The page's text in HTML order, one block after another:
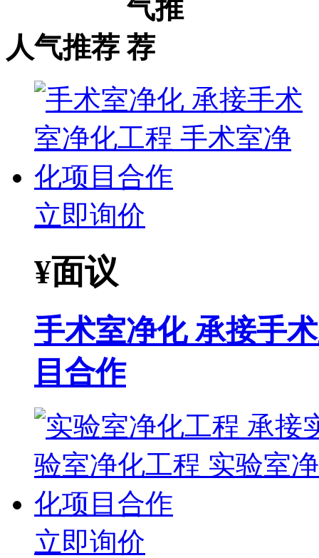
人气推荐
立即询价
¥面议
手术室净化 承接手
目合作
立即询价